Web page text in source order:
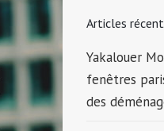
Articles
Yakalouer
fenêtres
des